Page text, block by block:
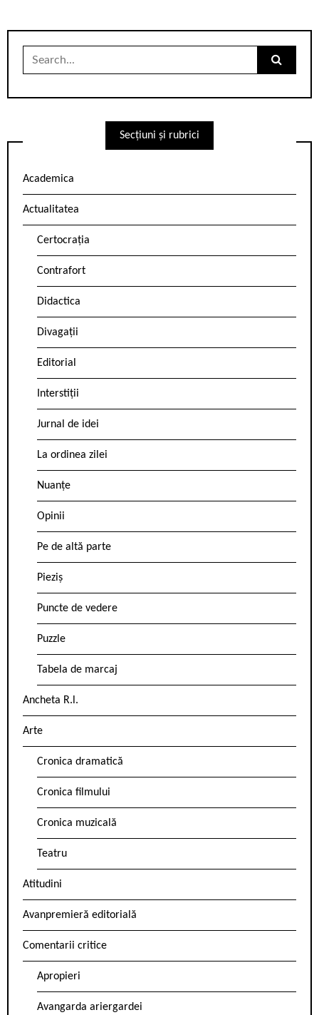
Search
Secțiuni și rubrici
Academica
Actualitatea
Certocrația
Contrafort
Didactica
Divagații
Editorial
Interstiții
Jurnal de idei
La ordinea zilei
Nuanțe
Opinii
Pe de altă parte
Pieziș
Puncte de vedere
Puzzle
Tabela de marcaj
Ancheta R.l.
Arte
Cronica dramatică
Cronica filmului
Cronica muzicală
Teatru
Atitudini
Avanpremieră editorială
Comentarii critice
Apropieri
Avangarda ariergardei